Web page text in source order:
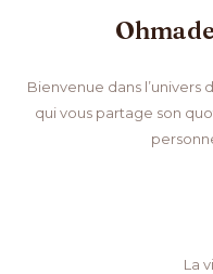
Bienvenue dans l’univers
qui vous partage son
La